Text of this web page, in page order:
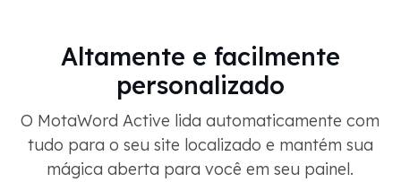
Altamente e facilmente
personalizado
O MotaWord Active lida automaticamente com
tudo para o seu site localizado e mantém sua
mágica aberta para você em seu painel.